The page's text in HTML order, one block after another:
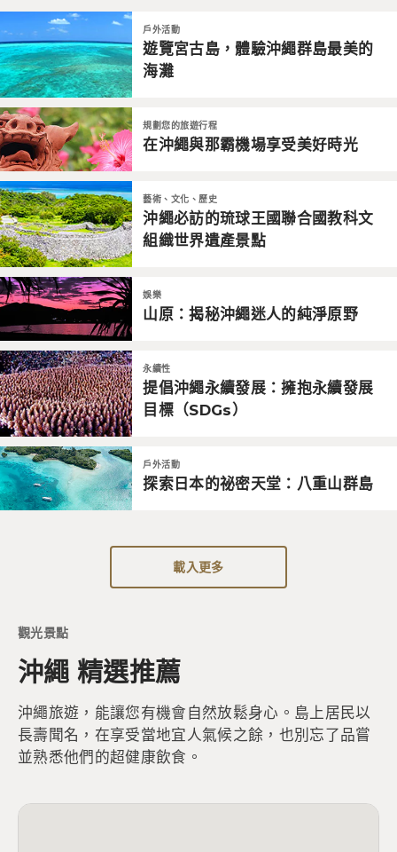
戶外活動
遊覽宮古島，體驗沖繩群島最美的
海灘
規劃您的旅遊行程
在沖繩與那霸機場享受美好時光
藝術、文化、歷史
沖繩必訪的琉球王國聯合國教科文
組織世界遺產景點
娛樂
山原：揭秘沖繩迷人的純淨原野
永續性
提倡沖繩永續發展：擁抱永續發展
目標（SDGs）
戶外活動
探索日本的祕密天堂：八重山群島
載入更多
觀光景點
沖繩 精選推薦
沖繩旅遊，能讓您有機會自然放鬆身心。島上居民以
長壽聞名，在享受當地宜人氣候之餘，也別忘了品嘗
並熟悉他們的超健康飲食。